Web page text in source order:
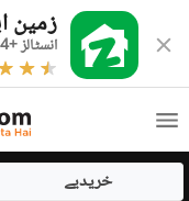
زمین
انسٹالز +4 ملین
خریدیے